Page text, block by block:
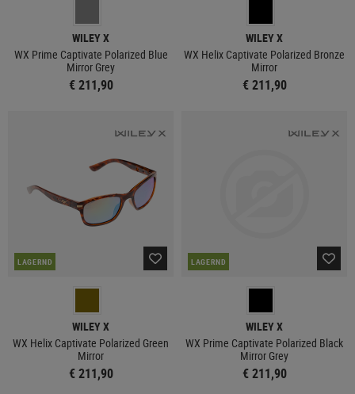
WILEY X
WX Prime Captivate Polarized Blue
Mirror Grey
€ 211,90
WILEY X
WX Helix Captivate Polarized Bronze
Mirror
€ 211,90
LAGERND
WILEY X
WX Helix Captivate Polarized Green
Mirror
€ 211,90
LAGERND
WILEY X
WX Prime Captivate Polarized Black
Mirror Grey
€ 211,90